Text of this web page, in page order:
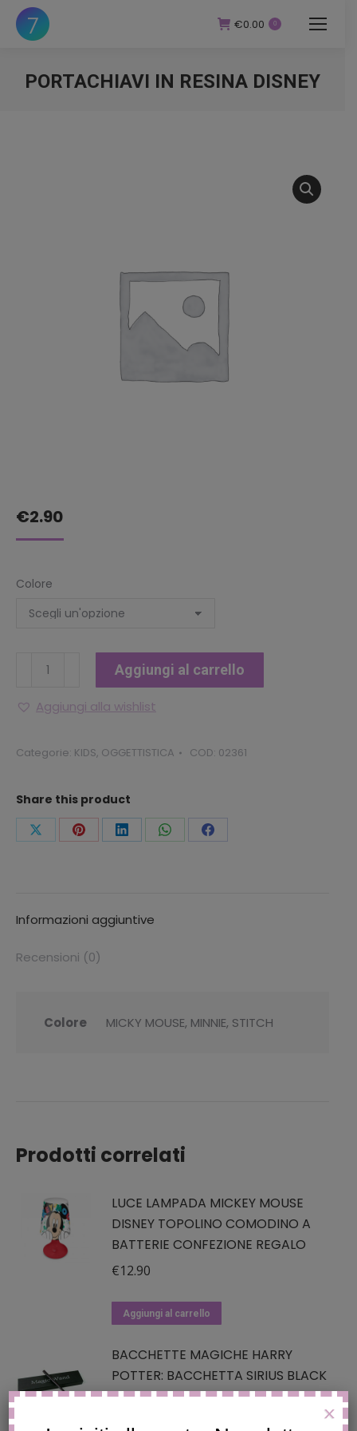
€0.00 0
PORTACHIAVI IN RESINA DISNEY
€2.90
Colore
PORTACHIAVI
RESINA
quantità
Aggiungi al carrello
Aggiungi alla wishlist
Categorie: KIDS, OGGETTISTICA COD: 02361
Share this product
CondividiCondividiCondividiCondividiCondividi
Informazioni aggiuntive
Recensioni (0)
Colore MICKY MOUSE, MINNIE, STITCH
Prodotti correlati
LUCE LAMPADA MICKEY MOUSE
DISNEY TOPOLINO COMODINO A
BATTERIE CONFEZIONE REGALO
€12.90
Aggiungi al carrello
BACCHETTE MAGICHE HARRY
POTTER: BACCHETTA SIRIUS BLACK
€ 12.90
X